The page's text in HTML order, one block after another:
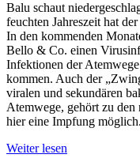
Balu schaut
feuchten Jahreszeit hat
In den kommenden
Bello & Co. einen
Infektionen der
kommen. Auch der
viralen und sekundären
Atemwege, gehört zu
hier eine Impfung möglich.
Weiter lesen